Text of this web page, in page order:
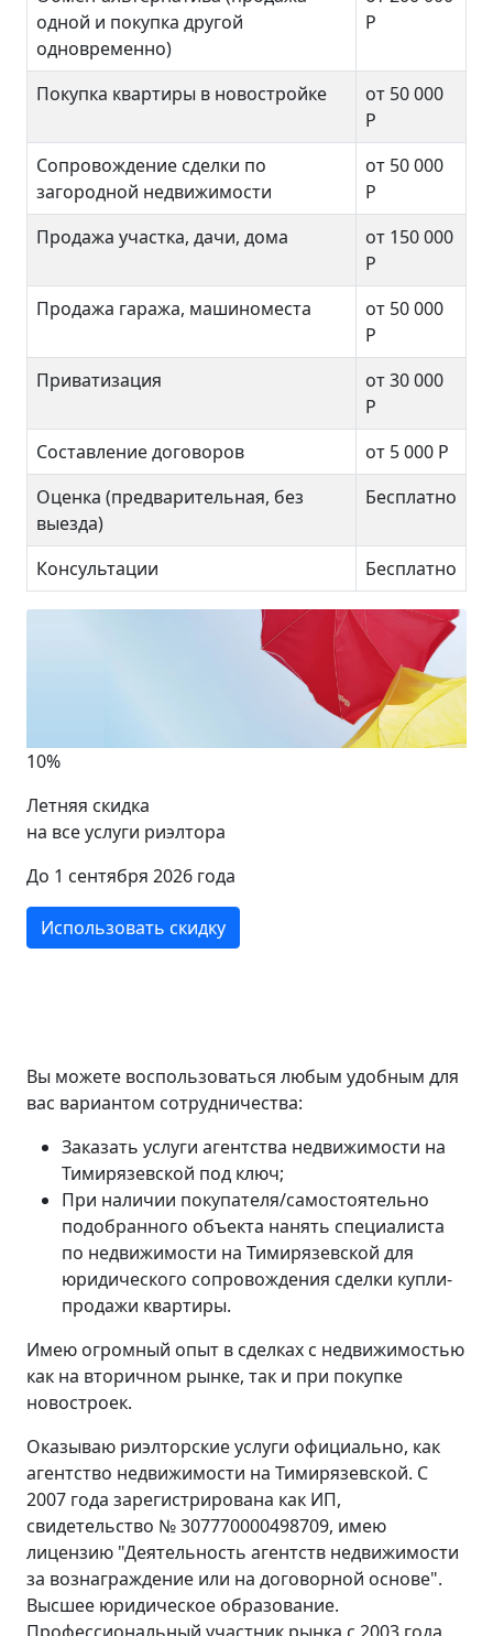
одной и покупка другой
одновременно)
Р
Покупка квартиры в новостройке
от 50 000
Р
Сопровождение сделки по
загородной недвижимости
от 50 000
Р
Продажа участка, дачи, дома
от 150 000
Р
Продажа гаража, машиноместа
от 50 000
Р
Приватизация
от 30 000
Р
Составление договоров
от 5 000 Р
Оценка (предварительная, без
выезда)
Бесплатно
Консультации Бесплатно
10%
Летняя скидка
на все услуги риэлтора
До 1 сентября 2026 года
Использовать скидку
Вы можете воспользоваться любым удобным для
вас вариантом сотрудничества:
Заказать услуги агентства недвижимости на
Тимирязевской под ключ;
При наличии покупателя/самостоятельно
подобранного объекта нанять специалиста
по недвижимости на Тимирязевской для
юридического сопровождения сделки купли-
продажи квартиры.
Имею огромный опыт в сделках с недвижимостью
как на вторичном рынке, так и при покупке
новостроек.
Оказываю риэлторские услуги официально, как
агентство недвижимости на Тимирязевской. С
2007 года зарегистрирована как ИП,
свидетельство № 307770000498709, имею
лицензию "Деятельность агентств недвижимости
за вознаграждение или на договорной основе".
Высшее юридическое образование.